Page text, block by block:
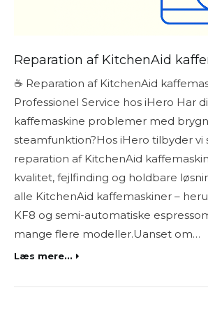
Reparation af KitchenAid
☕ Reparation af KitchenAid
Professionel Service hos iHero Har
kaffemaskine problemer med
steamfunktion?Hos iHero tilbyder vi
reparation af KitchenAid
kvalitet, fejlfinding og holdbare
alle KitchenAid kaffemaskiner –
KF8 og semi-automatiske
mange flere modeller.Uanset om…
Læs mere...